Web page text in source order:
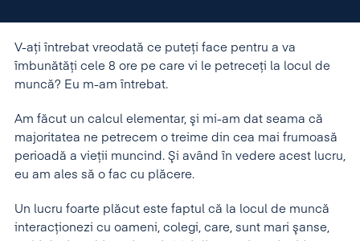
V-aţi întrebat vreodată ce puteţi face pentru a va
îmbunătăţi cele 8 ore pe care vi le petreceţi la locul de
muncă? Eu m-am întrebat.
Am făcut un calcul elementar, şi mi-am dat seama că
majoritatea ne petrecem o treime din cea mai frumoasă
perioadă a vieţii muncind. Şi având în vedere acest lucru,
eu am ales să o fac cu plăcere.
Un lucru foarte plăcut este faptul că la locul de muncă
interacţionezi cu oameni, colegi, care, sunt mari şanse,